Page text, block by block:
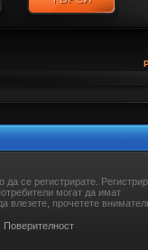
се регистрирате.
могат да имат
влезете, прочетете
Поверителност